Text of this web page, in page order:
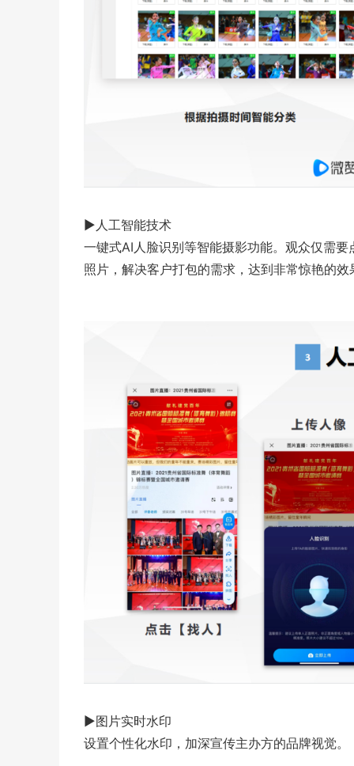
▶人工智能技术
一键式AI人脸识别等智能摄影功能。观众仅需
照片，解决客户打包的需求，达到非常惊艳的效
▶图片实时水印
设置个性化水印，加深宣传主办方的品牌视觉。